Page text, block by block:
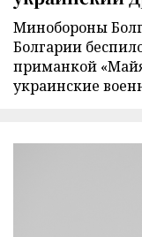
Минобороны
Болгарии
приманкой
украинские